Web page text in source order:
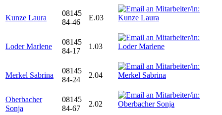
Kunze Laura
08145
84-46
E.03
Loder Marlene
08145
84-17
1.03
Merkel Sabrina
08145
84-24
2.04
Oberbacher
Sonja
08145
84-67
2.02